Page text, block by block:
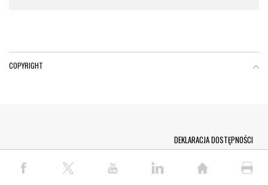
COPYRIGHT
© COPYRIGHT PAP 2026
DEKLARACJA DOSTĘPNOŚCI